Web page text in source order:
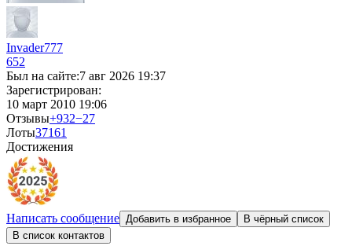
Invader777
652
Был на сайте:7 авг 2026 19:37
Зарегистрирован:
10 март 2010 19:06
Отзывы+932−27
Лоты37161
Достижения
Написать сообщение Добавить в избранное
В чёрный список
В список контактов